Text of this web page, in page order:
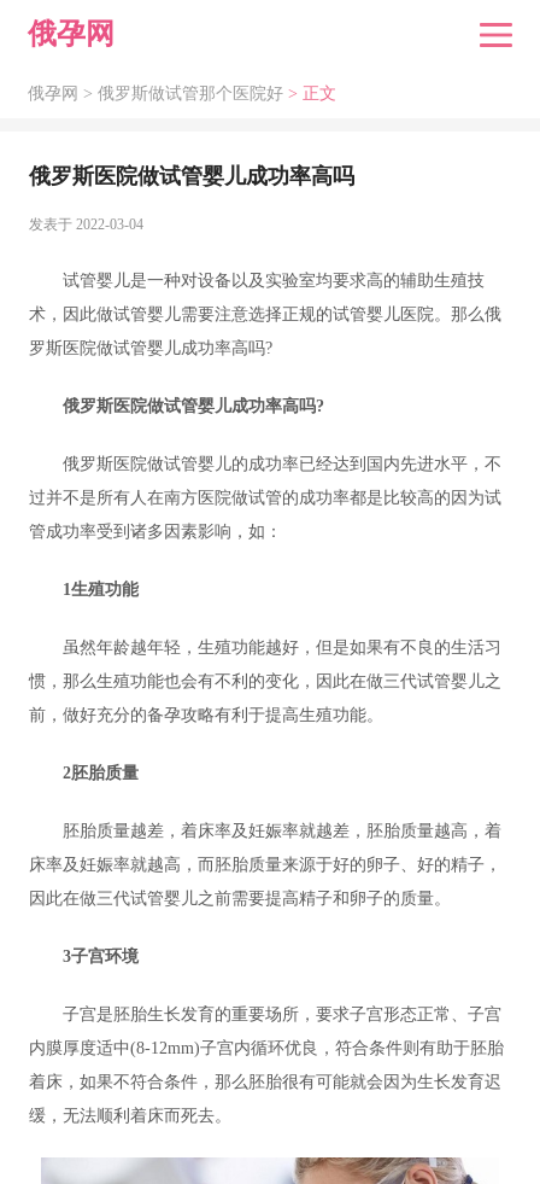
俄孕网
俄孕网 > 俄罗斯做试管那个医院好> 正文
俄罗斯医院做试管婴儿成功率高吗
发表于 2022-03-04
试管婴儿是一种对设备以及实验室均要求高的辅助生殖技
术，因此做试管婴儿需要注意选择正规的试管婴儿医院。那么俄
罗斯医院做试管婴儿成功率高吗?
俄罗斯医院做试管婴儿成功率高吗?
俄罗斯医院做试管婴儿的成功率已经达到国内先进水平，不
过并不是所有人在南方医院做试管的成功率都是比较高的因为试
管成功率受到诸多因素影响，如：
1生殖功能
虽然年龄越年轻，生殖功能越好，但是如果有不良的生活习
惯，那么生殖功能也会有不利的变化，因此在做三代试管婴儿之
前，做好充分的备孕攻略有利于提高生殖功能。
2胚胎质量
胚胎质量越差，着床率及妊娠率就越差，胚胎质量越高，着
床率及妊娠率就越高，而胚胎质量来源于好的卵子、好的精子，
因此在做三代试管婴儿之前需要提高精子和卵子的质量。
3子宫环境
子宫是胚胎生长发育的重要场所，要求子宫形态正常、子宫
内膜厚度适中(8-12mm)子宫内循环优良，符合条件则有助于胚胎
着床，如果不符合条件，那么胚胎很有可能就会因为生长发育迟
缓，无法顺利着床而死去。